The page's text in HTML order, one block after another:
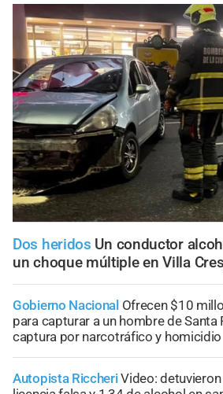
Dos heridos Un conductor
un choque múltiple en Villa
Gobierno Nacional Ofrecen $10
para capturar a un hombre de Santa
captura por narcotráfico y homicidio
Autopista RiccheriVideo: